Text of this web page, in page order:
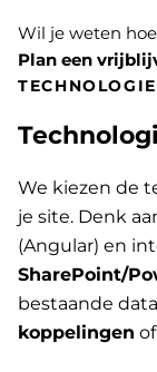
Wil je weten
Plan een
TECHNOLOGIE
We kiezen de
je site. Denk
(Angular) en
SharePoint/
bestaande
koppelingen